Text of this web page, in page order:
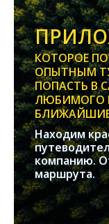
КОТОРОЕ
ОПЫТНЫМ
ПОПАСТЬ В
ЛЮБИМОГО
Находим
компанию.
маршрута.